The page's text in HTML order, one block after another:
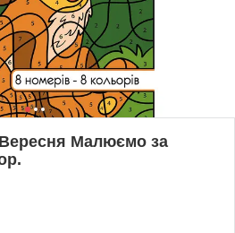
Малюємо за